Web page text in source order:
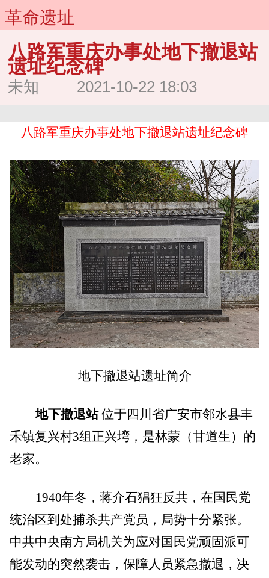
革命遗址
八路军重庆办事处地下撤退站
遗址纪念碑
未知 2021-10-22 18:03
八路军重庆办事处地下撤退站遗址纪念碑
地下撤退站遗址简介
地下撤退站位于四川省广安市邻水县丰
禾镇复兴村3组正兴塆，是林蒙（甘道生）的
老家。
1940年冬，蒋介石猖狂反共，在国民党
统治区到处捕杀共产党员，局势十分紧张。
中共中央南方局机关为应对国民党顽固派可
能发动的突然袭击，保障人员紧急撤退，决